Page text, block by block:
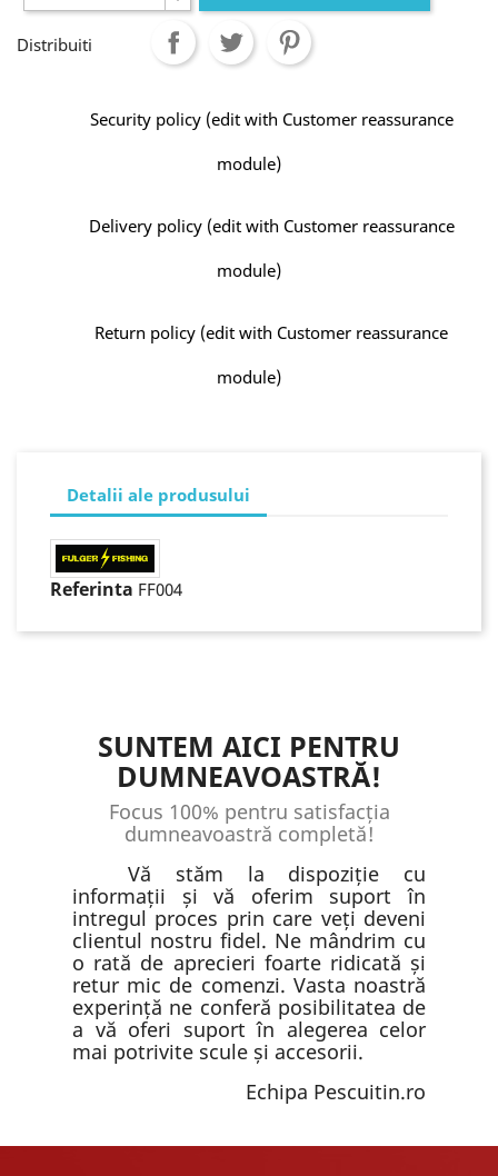
Distribuiti
Security policy (edit with Customer reassurance
module)
Delivery policy (edit with Customer reassurance
module)
Return policy (edit with Customer reassurance
module)
Detalii ale produsului
Referinta FF004
SUNTEM AICI PENTRU
DUMNEAVOASTRĂ!
Focus 100% pentru satisfacția
dumneavoastră completă!
Vă stăm la dispoziție cu
informații și vă oferim suport în
intregul proces prin care veți deveni
clientul nostru fidel. Ne mândrim cu
o rată de aprecieri foarte ridicată și
retur mic de comenzi. Vasta noastră
experință ne conferă posibilitatea de
a vă oferi suport în alegerea celor
mai potrivite scule și accesorii.
Echipa Pescuitin.ro